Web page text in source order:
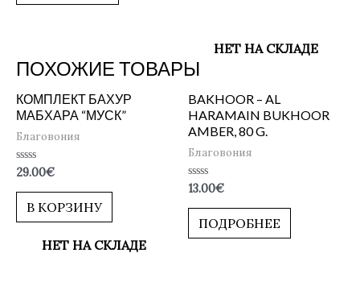
ПОХОЖИЕ ТОВАРЫ
КОМПЛЕКТ БАХУР
МАБХАРА “МУСК”
Благовония
Оценка
из
29.00€
В КОРЗИНУ
НЕТ НА СКЛАДЕ
BAKHOOR – AL
HARAMAIN BUKHOOR
AMBER, 80 G.
Благовония
Оценка
из
13.00€
ПОДРОБНЕЕ
НЕТ НА СКЛАДЕ